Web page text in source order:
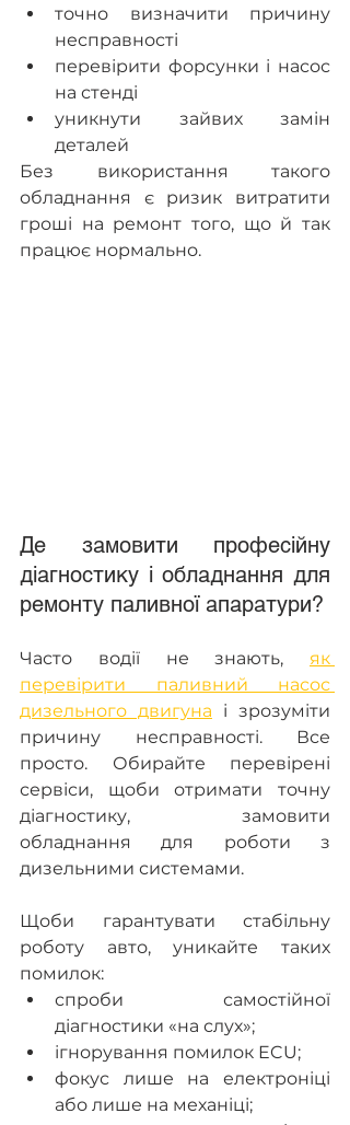
точно визначити причину
несправності
перевірити форсунки і насос
на стенді
уникнути зайвих замін
деталей
Без використання такого
обладнання є ризик витратити
гроші на ремонт того, що й так
працює нормально.
Де замовити професійну
діагностику і обладнання для
ремонту паливної апаратури?
Часто водії не знають, як
перевірити паливний насос
дизельного двигуна і зрозуміти
причину несправності. Все
просто. Обирайте перевірені
сервіси, щоби отримати точну
діагностику, замовити
обладнання для роботи з
дизельними системами.
Щоби гарантувати стабільну
роботу авто, уникайте таких
помилок:
спроби самостійної
діагностики «на слух»;
ігнорування помилок ECU;
фокус лише на електроніці
або лише на механіці;